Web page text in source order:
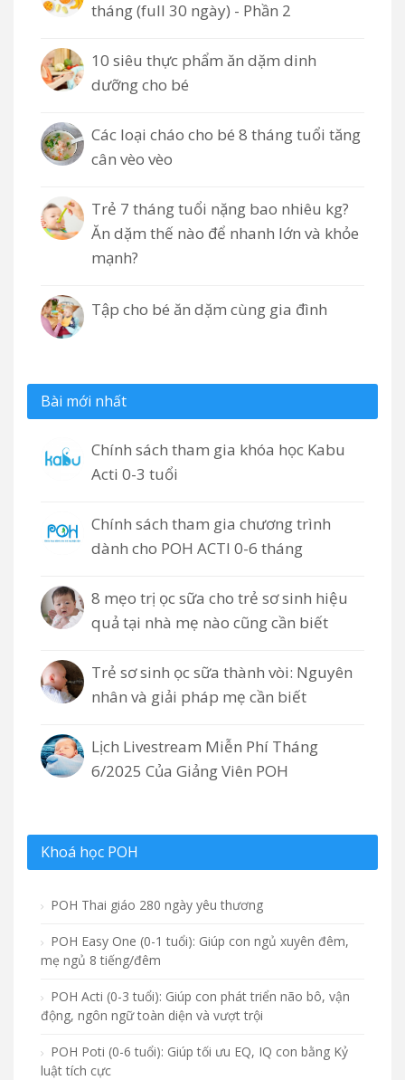
tháng (full 30 ngày) - Phần 2
10 siêu thực phẩm ăn dặm dinh
dưỡng cho bé
Các loại cháo cho bé 8 tháng tuổi tăng
cân vèo vèo
Trẻ 7 tháng tuổi nặng bao nhiêu kg?
Ăn dặm thế nào để nhanh lớn và khỏe
mạnh?
Tập cho bé ăn dặm cùng gia đình
Bài mới nhất
Chính sách tham gia khóa học Kabu
Acti 0-3 tuổi
Chính sách tham gia chương trình
dành cho POH ACTI 0-6 tháng
8 mẹo trị ọc sữa cho trẻ sơ sinh hiệu
quả tại nhà mẹ nào cũng cần biết
Trẻ sơ sinh ọc sữa thành vòi: Nguyên
nhân và giải pháp mẹ cần biết
Lịch Livestream Miễn Phí Tháng
6/2025 Của Giảng Viên POH
Khoá học POH
POH Thai giáo 280 ngày yêu thương
POH Easy One (0-1 tuổi): Giúp con ngủ xuyên đêm,
mẹ ngủ 8 tiếng/đêm
POH Acti (0-3 tuổi): Giúp con phát triển não bô, vận
động, ngôn ngữ toàn diện và vượt trội
POH Poti (0-6 tuổi): Giúp tối ưu EQ, IQ con bằng Kỷ
luật tích cực